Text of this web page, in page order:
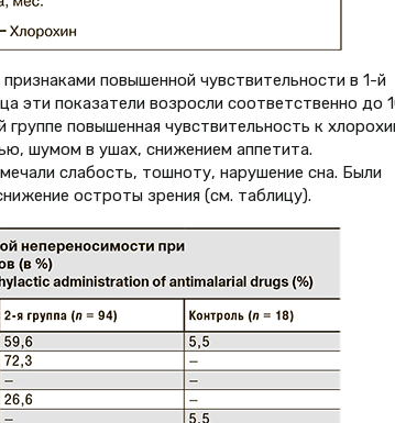
повышенной чувствительности в 1-й
эти показатели возросли соответственно до
группе повышенная чувствительность к
шумом в ушах, снижением аппетита.
слабость, тошноту, нарушение сна. Были
остроты зрения (см. таблицу).